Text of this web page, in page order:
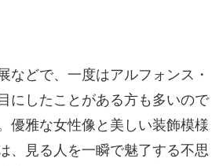
などで、一度はアルフォンス・
にしたことがある方も多いので
優雅な女性像と美しい装飾模様
、見る人を一瞬で魅了する不思